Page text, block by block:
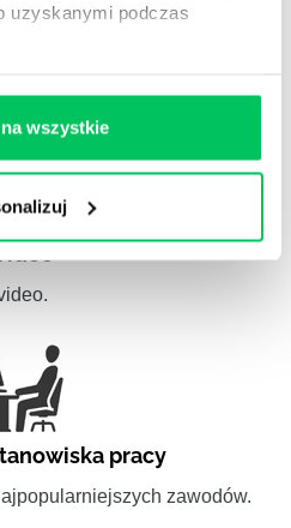
uzyskanymi podczas
wszystkie
eksperckie
eksperckimi.
pracy
zawodów.